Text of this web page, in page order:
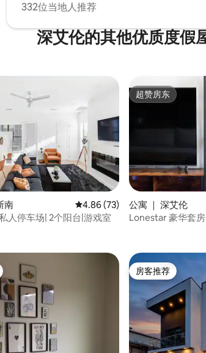
332位当地人推荐
深艾伦的其他优质度假
），共 13 条评价
南 平均评分 4.86 分（满分 5 分），
4.86 (73)
人停车场| 2个阳台|游戏室
超赞房东
超赞房东
公寓 ｜ 深艾伦
Lonestar 豪华套房
」 房客推荐
房客推荐